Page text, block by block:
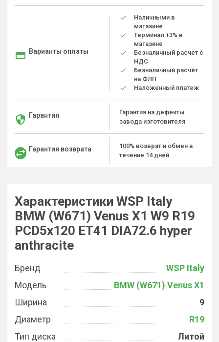
Варианты оплаты
Наличными в
магазине
Терминал +3% в
магазине
Безналичный расчет с
НДС
Безналичный расчёт
на ФЛП
Наложенный платеж
Гарантия
Гарантия на дефекты
завода изготовителя
Гарантия возврата
100% возврат и обмен в
течение 14 дней
Характеристики WSP Italy
BMW (W671) Venus X1 W9 R19
PCD5x120 ET41 DIA72.6 hyper
anthracite
Бренд
WSP Italy
Модель
BMW (W671) Venus X1
Ширина
9
Диаметр
R19
Тип диска
Литой